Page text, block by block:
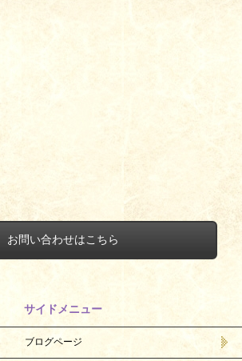
お問い合わせはこちら
サイドメニュー
ブログページ